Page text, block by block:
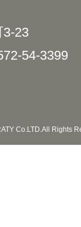
3-23
54-3399
Co.LTD.All Rights